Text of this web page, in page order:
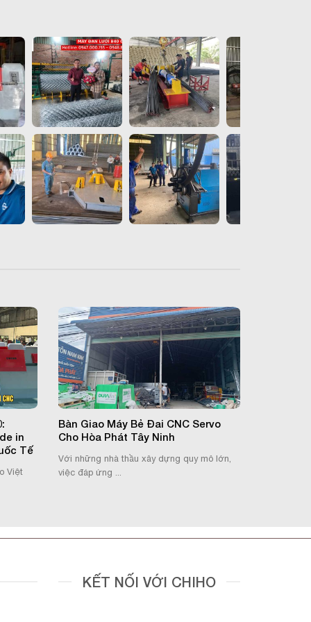
in
Tế
Việt
Bàn Giao Máy Bẻ Đai CNC Servo
Cho Hòa Phát Tây Ninh
Với những nhà thầu xây dựng quy mô lớn,
việc đáp ứng ...
KẾT NỐI VỚI CHIHO